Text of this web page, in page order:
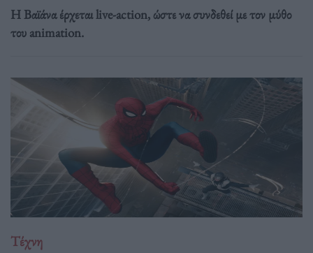
Η Βαϊάνα έρχεται live-action, ώστε να συνδεθεί με τον μύθο
του animation.
Τέχνη